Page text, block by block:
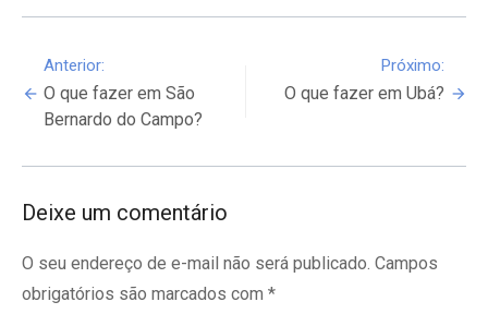
Continue
Reading
Anterior:
O que fazer em São
Bernardo do Campo?
Próximo:
O que fazer em Ubá?
Deixe um comentário
O seu endereço de e-mail não será publicado. Campos
obrigatórios são marcados com *